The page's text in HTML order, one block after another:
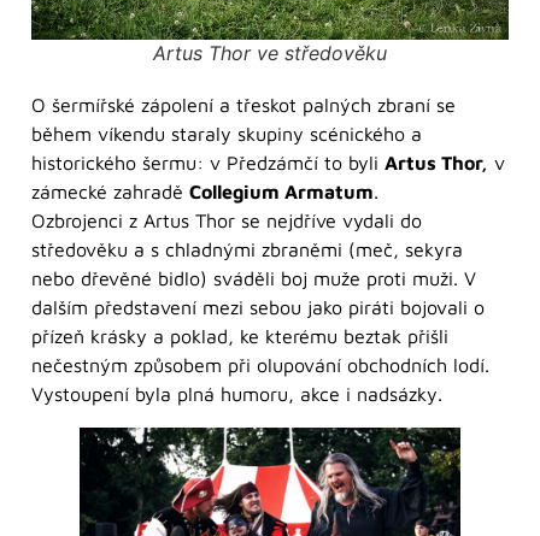
Artus Thor ve středověku
O šermířské zápolení a třeskot palných zbraní se
během víkendu staraly skupiny scénického a
historického šermu: v Předzámčí to byli Artus Thor, v
zámecké zahradě Collegium Armatum.
Ozbrojenci z Artus Thor se nejdříve vydali do
středověku a s chladnými zbraněmi (meč, sekyra
nebo dřevěné bidlo) sváděli boj muže proti muži. V
dalším představení mezi sebou jako piráti bojovali o
přízeň krásky a poklad, ke kterému beztak přišli
nečestným způsobem při olupování obchodních lodí.
Vystoupení byla plná humoru, akce i nadsázky.